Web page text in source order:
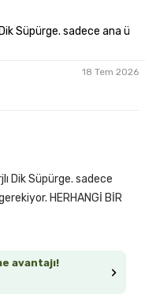
Süpürge. sadece ana ü
18 Tem 2026
avantajı!
Dik Süpürge. sadece
HERHANGİ BİR